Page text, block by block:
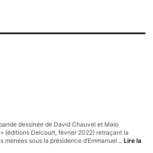
dessinée de David Chauvel et Malo
(éditions Delcourt, février 2022) retraçant la
menées sous la présidence d’Emmanuel… Lire la